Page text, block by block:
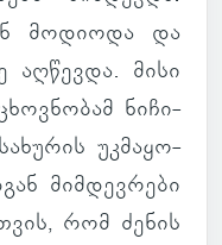
მო­დი­ოდა და
აღ­წევდა. მისი
ნი­ჩი­
უკ­მა­ყო­
მიმ­დევ­რები
რომ ძენის